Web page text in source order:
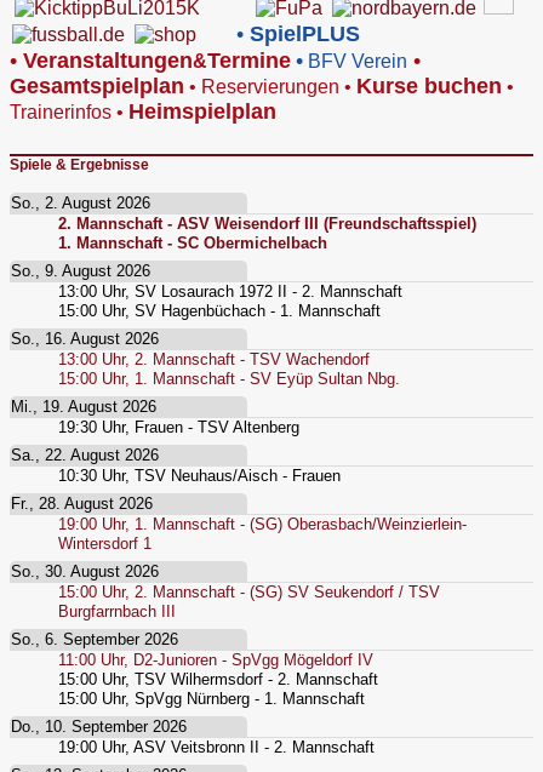
• SpielPLUS
• Veranstaltungen&Termine • BFV Verein •
Gesamtspielplan • Reservierungen • Kurse buchen •
Trainerinfos • Heimspielplan
Spiele & Ergebnisse
So., 2. August 2026
2. Mannschaft - ASV Weisendorf III (Freundschaftsspiel)
1. Mannschaft - SC Obermichelbach
So., 9. August 2026
13:00 Uhr, SV Losaurach 1972 II - 2. Mannschaft
15:00 Uhr, SV Hagenbüchach - 1. Mannschaft
So., 16. August 2026
13:00 Uhr, 2. Mannschaft - TSV Wachendorf
15:00 Uhr, 1. Mannschaft - SV Eyüp Sultan Nbg.
Mi., 19. August 2026
19:30 Uhr, Frauen - TSV Altenberg
Sa., 22. August 2026
10:30 Uhr, TSV Neuhaus/Aisch - Frauen
Fr., 28. August 2026
19:00 Uhr, 1. Mannschaft - (SG) Oberasbach/Weinzierlein-
Wintersdorf 1
So., 30. August 2026
15:00 Uhr, 2. Mannschaft - (SG) SV Seukendorf / TSV
Burgfarrnbach III
So., 6. September 2026
11:00 Uhr, D2-Junioren - SpVgg Mögeldorf IV
15:00 Uhr, TSV Wilhermsdorf - 2. Mannschaft
15:00 Uhr, SpVgg Nürnberg - 1. Mannschaft
Do., 10. September 2026
19:00 Uhr, ASV Veitsbronn II - 2. Mannschaft